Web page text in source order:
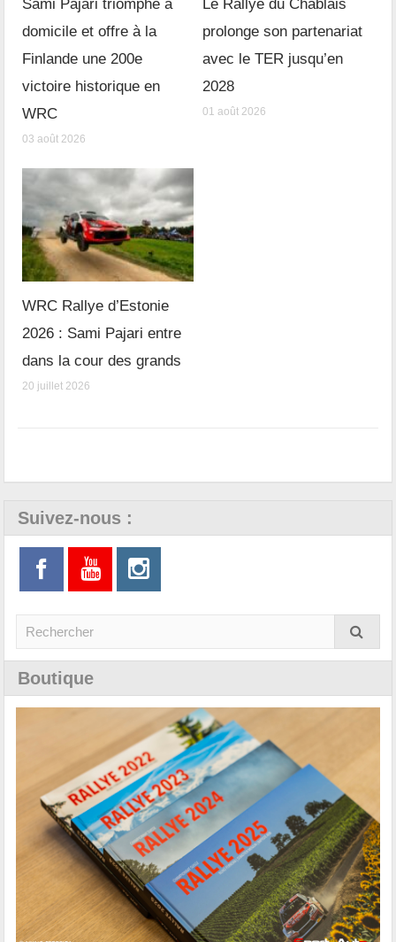
Sami Pajari triomphe à
domicile et offre à la
Finlande une 200e
victoire historique en
WRC
03 août 2026
Le Rallye du Chablais
prolonge son partenariat
avec le TER jusqu’en
2028
01 août 2026
WRC Rallye d’Estonie
2026 : Sami Pajari entre
dans la cour des grands
20 juillet 2026
Suivez-nous :
Boutique